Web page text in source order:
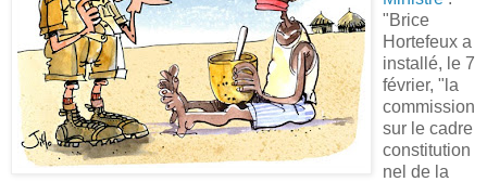
"Brice
Hortefeux a
installé, le 7
février, "la
commission
sur le cadre
constitution
nel de la